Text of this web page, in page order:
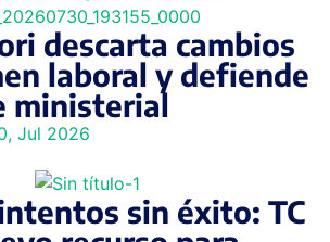
descarta cambios
laboral y defiende
ministerial
Jul 2026
sin éxito: TC